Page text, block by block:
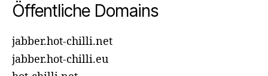
Öffentliche Domains
jabber.hot-chilli.net
jabber.hot-chilli.eu